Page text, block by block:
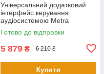
Універсальний додатковий
інтерфейс керування
аудіосистемою Metra
ASWCSTALK
Готово до відправки
5 879 ₴ 6 210 ₴
Купити